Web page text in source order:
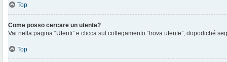
Top
Come posso cercare un utente?
Vai nella pagina “Utenti” e clicca sul collegamento “trova utente”, dopodiché
Top